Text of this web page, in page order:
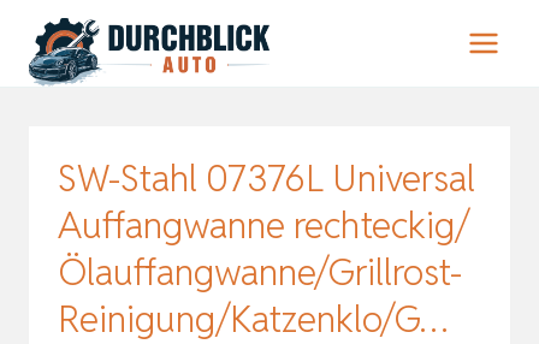
Inhalt
springen
SW-Stahl 07376L Universal
Auffangwanne rechteckig/
Ölauffangwanne/Grillrost-
Reinigung/Katzenklo/G…